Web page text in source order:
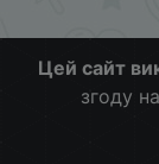
Цей сайт
згоду